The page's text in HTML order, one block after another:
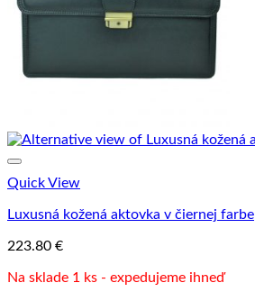
Quick View
Luxusná kožená aktovka v čiernej farbe
223.80 €
Na sklade 1 ks - expedujeme ihneď